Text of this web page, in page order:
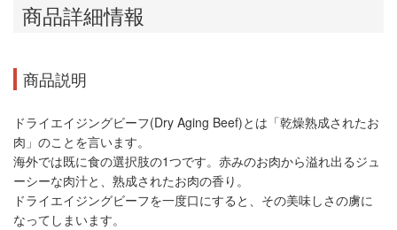
商品詳細情報
商品説明
ドライエイジングビーフ(Dry Aging Beef)とは「乾燥熟成されたお
肉」のことを言います。
海外では既に食の選択肢の1つです。赤みのお肉から溢れ出るジュ
ーシーな肉汁と、熟成されたお肉の香り。
ドライエイジングビーフを一度口にすると、その美味しさの虜に
なってしまいます。